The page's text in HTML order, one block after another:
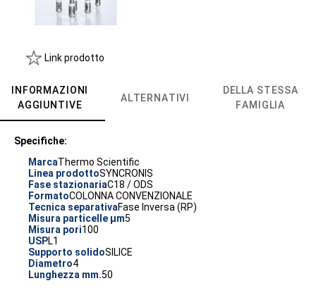
Link prodotto
INFORMAZIONI
AGGIUNTIVE
ALTERNATIVI
DELLA STESSA
FAMIGLIA
Specifiche:
MarcaThermo Scientific
Linea prodottoSYNCRONIS
Fase stazionariaC18 / ODS
FormatoCOLONNA CONVENZIONALE
Tecnica separativaFase Inversa (RP)
Misura particelle µm5
Misura pori100
USPL1
Supporto solidoSILICE
Diametro4
Lunghezza mm.50